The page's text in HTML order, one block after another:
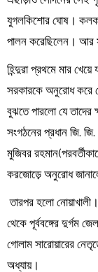
যুগলকিশোর ঘোষ।
পালন করেছিলেন। আর
হিন্দুরা প্রথমে মার
সরকারকে অনুরোধ করে
বুঝতে পারলো যে তাদের
সংগঠনের প্রধান জি.
মুজিবর
করজোড়ে অনুরোধ
তারপর হলো নোয়াখালী।
থেকে পূর্ববঙ্গের দুর্গম
গোলাম সারোয়ারের
অধ্যায়।